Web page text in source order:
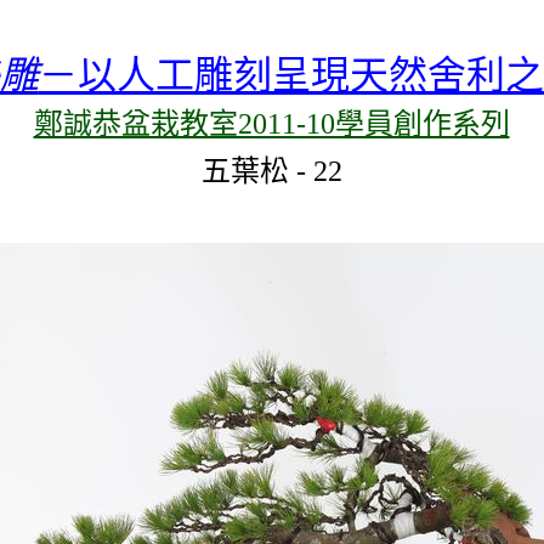
－以人工雕刻呈現天然舍利
鄭誠恭盆栽教室2011-10學員創作系列
五葉松 - 22